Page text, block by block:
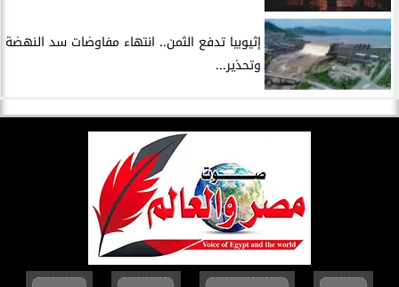
إثيوبيا تدفع الثمن.. انتهاء مفاوضات سد النهضة
وتحذير...